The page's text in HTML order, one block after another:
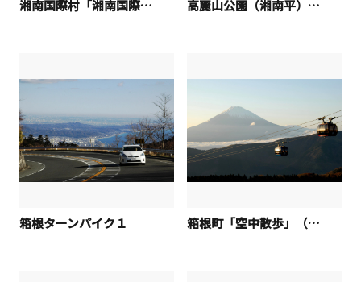
湘南国際村「湘南国際村全景」 高麗山公園（湘南平）「高麗山の春（大磯町）」
箱根ターンパイク１ 箱根町「空中散歩」（小田急グループ関連）